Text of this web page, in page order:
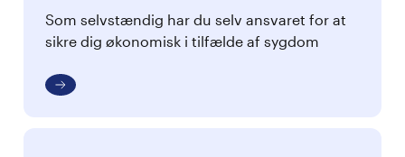
Som selvstændig har du selv ansvaret for at
sikre dig økonomisk i tilfælde af sygdom